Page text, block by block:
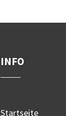
INFO
Startseite